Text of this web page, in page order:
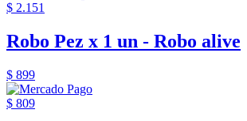
$ 2.151
Robo Pez x 1 un - Robo alive
$ 899
$ 809